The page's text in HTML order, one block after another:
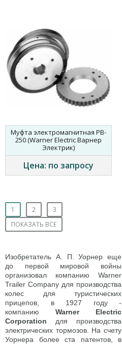
Муфта электромагнитная PB-
250 (Warner Electric Варнер
Электрик)
Цена: по запросу
1 2
3
ПОКАЗАТЬ ВСЕ
Изобретатель А. П. Уорнер еще
до первой мировой войны
организовал компанию Warner
Trailer Company для производства
колес для туристических
прицепов, в 1927 году -
компанию Warner Electric
Corporation для производства
электрических тормозов. На счету
Уорнера более ста патентов, в